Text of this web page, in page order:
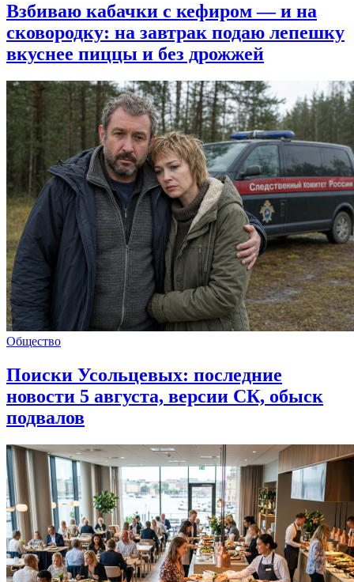
Взбиваю кабачки с кефиром — и на
сковородку: на завтрак подаю лепешку
вкуснее пиццы и без дрожжей
Общество
Поиски Усольцевых: последние
новости 5 августа, версии СК, обыск
подвалов